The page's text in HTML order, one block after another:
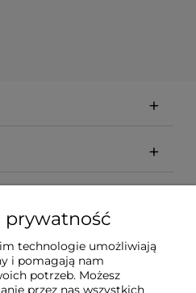
prywatność
technologie umożliwiają
i pomagają nam
potrzeb. Możesz
przez nas wszystkich